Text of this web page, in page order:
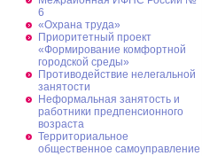
6
«Охрана труда»
Приоритетный проект
«Формирование комфортной
городской среды»
Противодействие нелегальной
занятости
Неформальная занятость и
работники предпенсионного
возраста
Территориальное
общественное самоуправление